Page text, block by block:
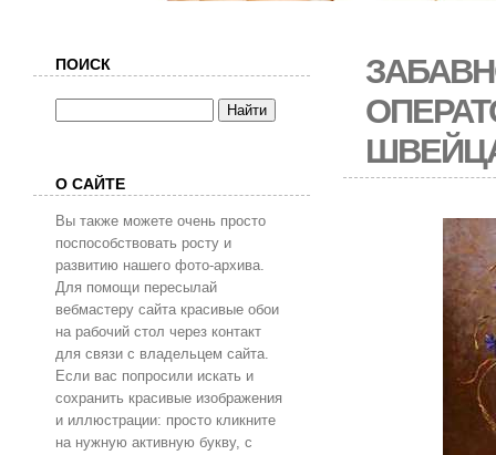
ПОИСК
О САЙТЕ
Вы также можете очень просто
поспособствовать росту и
развитию нашего фото-архива.
Для помощи пересылай
вебмастеру сайта красивые обои
на рабочий стол через контакт
для связи с владельцем сайта.
Если вас попросили искать и
сохранить красивые изображения
и иллюстрации: просто кликните
на нужную активную букву, с